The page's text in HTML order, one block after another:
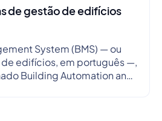
de gestão de edifícios
System (BMS) — ou
edifícios, em português —,
Building Automation and